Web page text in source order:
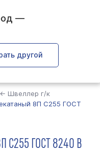
—
другой
← Швеллер г/к
8П С255 ГОСТ
С255 ГОСТ 8240 В